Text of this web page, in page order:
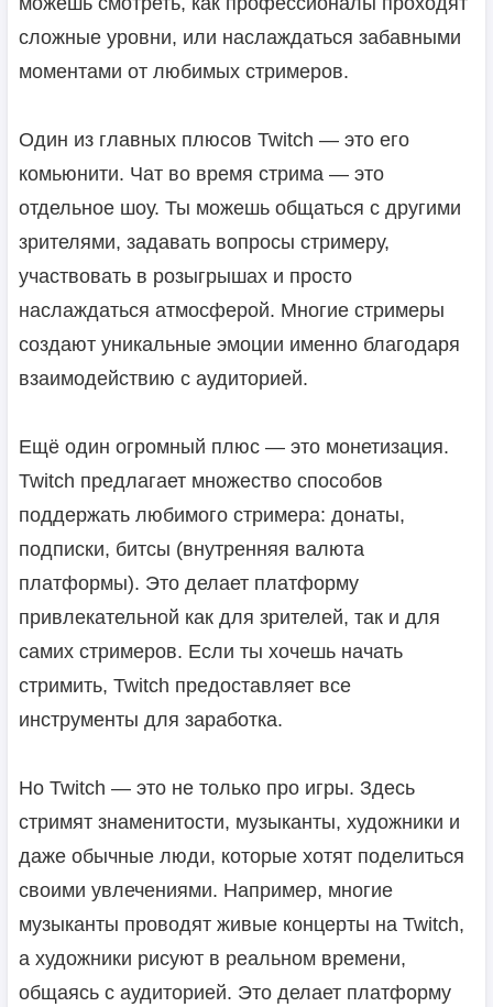
сложные уровни, или наслаждаться забавными
моментами от любимых стримеров.
Один из главных плюсов Twitch — это его
комьюнити. Чат во время стрима — это
отдельное шоу. Ты можешь общаться с другими
зрителями, задавать вопросы стримеру,
участвовать в розыгрышах и просто
наслаждаться атмосферой. Многие стримеры
создают уникальные эмоции именно благодаря
взаимодействию с аудиторией.
Ещё один огромный плюс — это монетизация.
Twitch предлагает множество способов
поддержать любимого стримера: донаты,
подписки, битсы (внутренняя валюта
платформы). Это делает платформу
привлекательной как для зрителей, так и для
самих стримеров. Если ты хочешь начать
стримить, Twitch предоставляет все
инструменты для заработка.
Но Twitch — это не только про игры. Здесь
стримят знаменитости, музыканты, художники и
даже обычные люди, которые хотят поделиться
своими увлечениями. Например, многие
музыканты проводят живые концерты на Twitch,
а художники рисуют в реальном времени,
общаясь с аудиторией. Это делает платформу